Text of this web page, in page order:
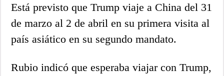
Está previsto que Trump viaje a China del 31
de marzo al 2 de abril en su primera visita al
país asiático en su segundo mandato.
Rubio indicó que esperaba viajar con Trump,